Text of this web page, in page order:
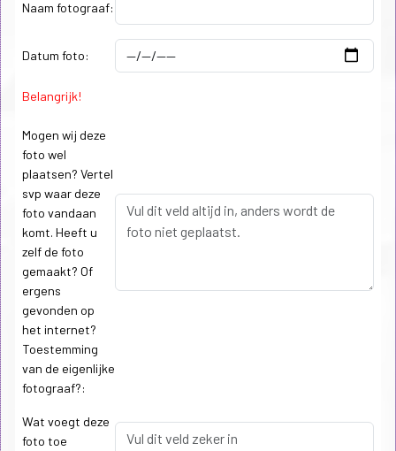
Naam fotograaf:
Datum foto:
Belangrijk!
Mogen wij deze
foto wel
plaatsen? Vertel
svp waar deze
foto vandaan
komt. Heeft u
zelf de foto
gemaakt? Of
ergens
gevonden op
het internet?
Toestemming
van de eigenlijke
fotograaf?:
Wat voegt deze
foto toe